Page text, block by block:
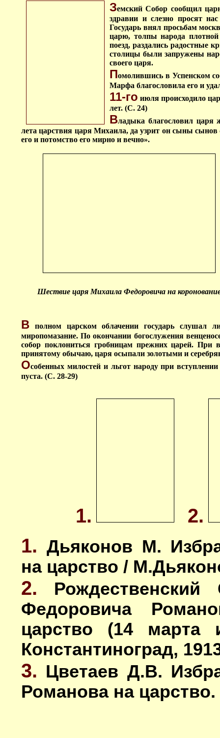
Земский Собор сообщил
здравии и слезно просят
Государь внял просьбам
царю, толпы народа плотной
поезд, раздались радостные
столицы были запружены
своего царя.
Помолившись в Успенском
Марфа благословила его и
11-го июля происходило
лет. (С. 24)
Владыка благословил царя
лета царствия царя Михаила, да узрит он сыны сынов
его и потомство его мирно и вечно».
Шествие царя Михаила Федоровича на
В полном царском облачении государь слушал
миропомазание. По окончании богослужения
собор поклониться гробницам прежних царей.
принятому обычаю, царя осыпали золотыми и
Особенных милостей и льгот народу при
пуста. (С. 28-29)
1.
2.
1.Дьяконов М.
на царство /
2.
Федоровича
царство (14
Константиноград,
3. Цветаев Д.В.
Романова на